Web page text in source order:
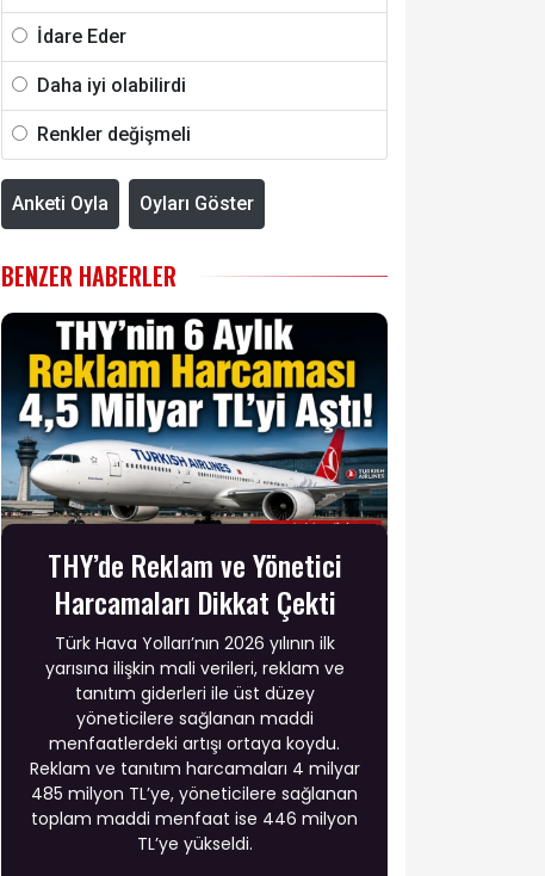
İdare Eder
Daha iyi olabilirdi
Renkler değişmeli
Anketi Oyla Oyları Göster
BENZER HABERLER
THY’de Reklam ve Yönetici
Harcamaları Dikkat Çekti
Türk Hava Yolları’nın 2026 yılının ilk
yarısına ilişkin mali verileri, reklam ve
tanıtım giderleri ile üst düzey
yöneticilere sağlanan maddi
menfaatlerdeki artışı ortaya koydu.
Reklam ve tanıtım harcamaları 4 milyar
485 milyon TL’ye, yöneticilere sağlanan
toplam maddi menfaat ise 446 milyon
TL’ye yükseldi.